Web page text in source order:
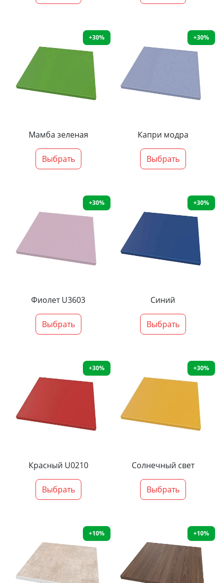
+30%
Мамба зеленая
Выбрать
+30%
Капри модра
Выбрать
+30%
Фиолет U3603
Выбрать
+30%
Синий
Выбрать
+30%
Красный U0210
Выбрать
+30%
Солнечный свет
Выбрать
+10% +10%